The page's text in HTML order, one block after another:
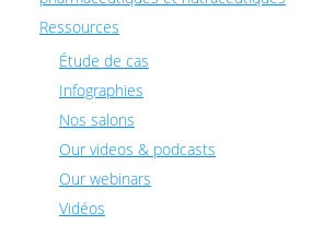
Ressources
Étude de cas
Infographies
Nos salons
Our videos & podcasts
Our webinars
Vidéos